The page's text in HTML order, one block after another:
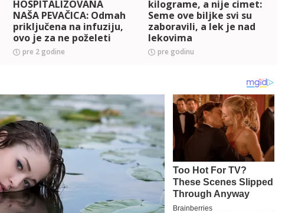
HOSPITALIZOVANA
NAŠA PEVAČICA: Odmah
priključena na infuziju,
ovo je za ne poželeti
nikome! (FOTO)
pre 2 godine
kilograme, a nije cimet:
Seme ove biljke svi su
zaboravili, a lek je nad
lekovima
pre godinu